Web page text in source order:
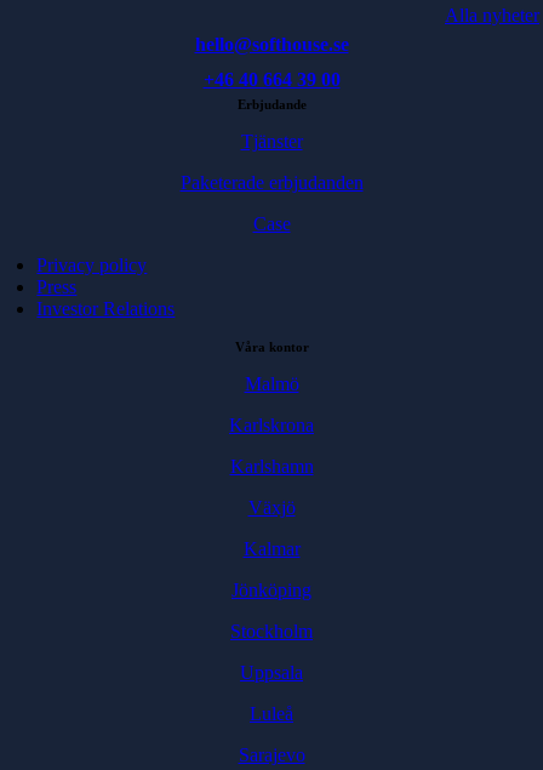
Alla nyheter
hello@softhouse.se
+46 40 664 39 00
Erbjudande
Tjänster
Paketerade erbjudanden
Case
Privacy policy
Press
Investor Relations
Våra kontor
Malmö
Karlskrona
Karlshamn
Växjö
Kalmar
Jönköping
Stockholm
Uppsala
Luleå
Sarajevo